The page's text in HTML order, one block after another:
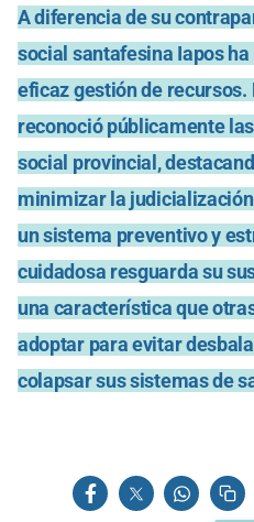
A diferencia de su
social santafesina Iapos
eficaz gestión de recursos.
reconoció públicamente
social provincial,
minimizar la
un sistema preventivo y
cuidadosa resguarda su
una característica que
adoptar para evitar
colapsar sus sistemas de